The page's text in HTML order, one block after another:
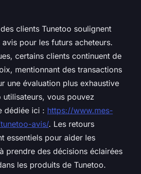
clients Tunetoo soulignent
pour les futurs acheteurs.
certains clients continuent de
mentionnant des transactions
une évaluation plus exhaustive
utilisateurs, vous pouvez
dédiée ici : https://www.mes-
avis/. Les retours
essentiels pour aider les
prendre des décisions éclairées
les produits de Tunetoo.